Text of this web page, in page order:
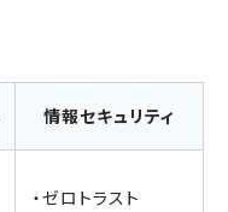
情報セキュリティ
・ゼロトラスト